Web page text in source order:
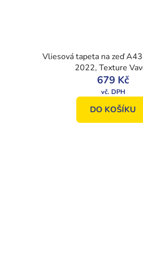
Vliesová tapeta na zeď
2022, Texture
679 Kč
DO KOŠÍKU